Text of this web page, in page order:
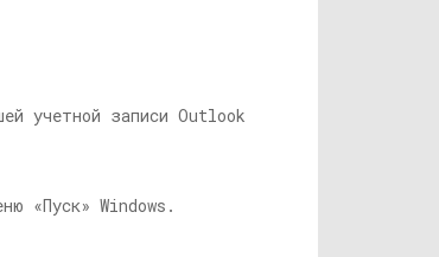
учетной записи Outlook
«Пуск» Windows.